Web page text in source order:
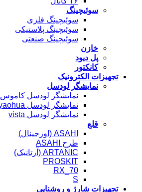
سوئیچینگ
سوئیچینگ فلزی
سوئیچینگ پلاستیکی
سوئیچینگ صنعتی
خازن
پل دیود
کانکتور
تجهیزات الکترونیک
نمایشگر لودسل
نمایشگر لودسل کاموس
نمایشگر لودسل yaohua
نمایشگر لودسل vista
قلع
ASAHI (اورجینال)
طرح ASAHI
ARTANIC (آرتانیک)
PROSKIT
RX_70
S
تجهیزات شارژ و روشنایی